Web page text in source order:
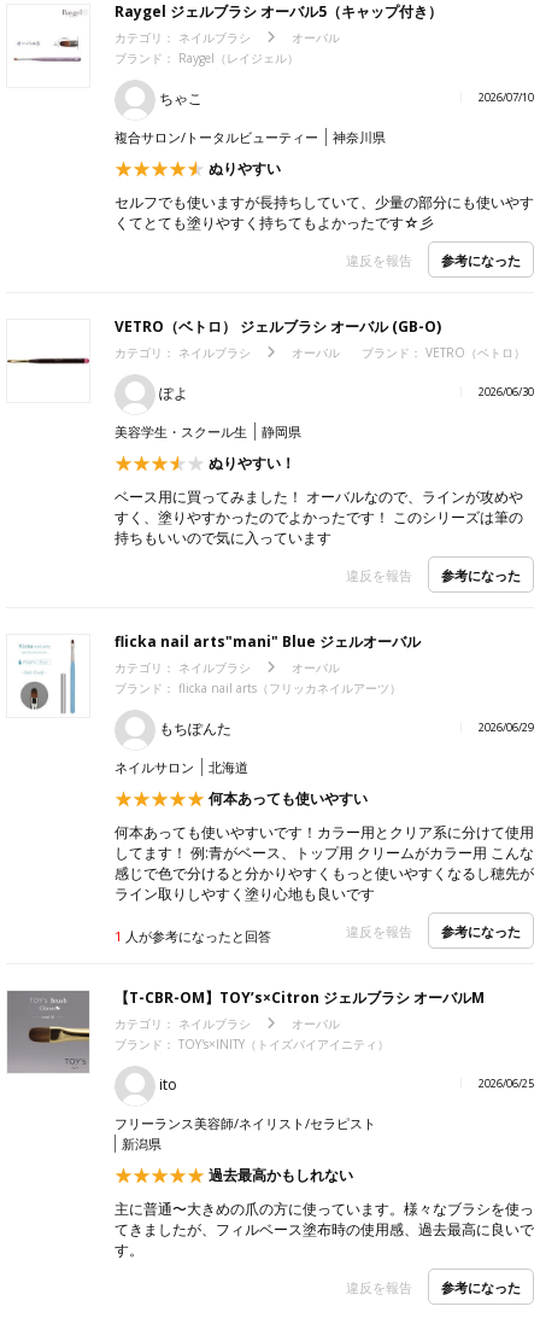
Raygel ジェルブラシ オーバル5（キャップ付き）
カテゴリ： ネイルブラシ
オーバル
ブランド： Raygel（レイジェル）
ちゃこ 2026/07/10
複合サロン/トータルビューティー 神奈川県
ぬりやすい
セルフでも使いますが長持ちしていて、少量の部分にも使いやす
くてとても塗りやすく持ちてもよかったです☆彡
違反を報告 参考になった
VETRO（ベトロ） ジェルブラシ オーバル (GB-O)
カテゴリ： ネイルブラシ オーバル ブランド： VETRO（ベトロ）
ぽよ 2026/06/30
美容学生・スクール生 静岡県
ぬりやすい！
ベース用に買ってみました！ オーバルなので、ラインが攻めや
すく、塗りやすかったのでよかったです！ このシリーズは筆の
持ちもいいので気に入っています
違反を報告 参考になった
flicka nail arts"mani" Blue ジェルオーバル
カテゴリ： ネイルブラシ
オーバル
ブランド： flicka nail arts（フリッカネイルアーツ）
もちぽんた 2026/06/29
ネイルサロン 北海道
何本あっても使いやすい
何本あっても使いやすいです！カラー用とクリア系に分けて使用
してます！ 例:青がベース、トップ用 クリームがカラー用 こんな
感じで色で分けると分かりやすくもっと使いやすくなるし穂先が
ライン取りしやすく塗り心地も良いです
1 人が参考になったと回答 違反を報告 参考になった
【T-CBR-OM】TOY’s×Citron ジェルブラシ オーバルM
カテゴリ： ネイルブラシ
オーバル
ブランド： TOY's×INITY（トイズバイアイニティ）
ito 2026/06/25
フリーランス美容師/ネイリスト/セラピスト
新潟県
過去最高かもしれない
主に普通〜大きめの爪の方に使っています。様々なブラシを使っ
てきましたが、フィルベース塗布時の使用感、過去最高に良いで
す。
違反を報告 参考になった